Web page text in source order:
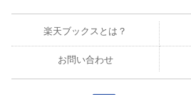
楽天ブックスとは？
お問い合わせ